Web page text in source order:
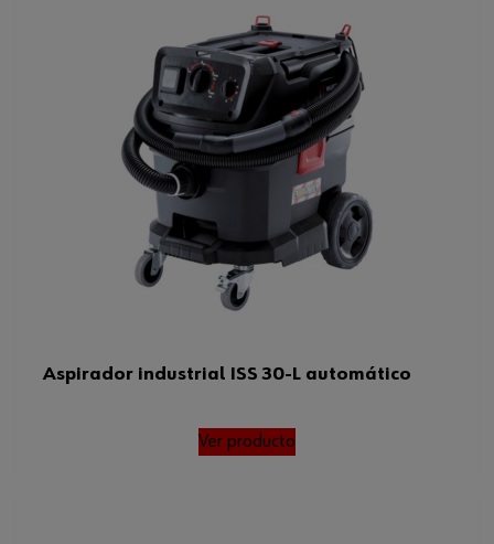
Aspirador industrial ISS 30-L automático
Ver producto